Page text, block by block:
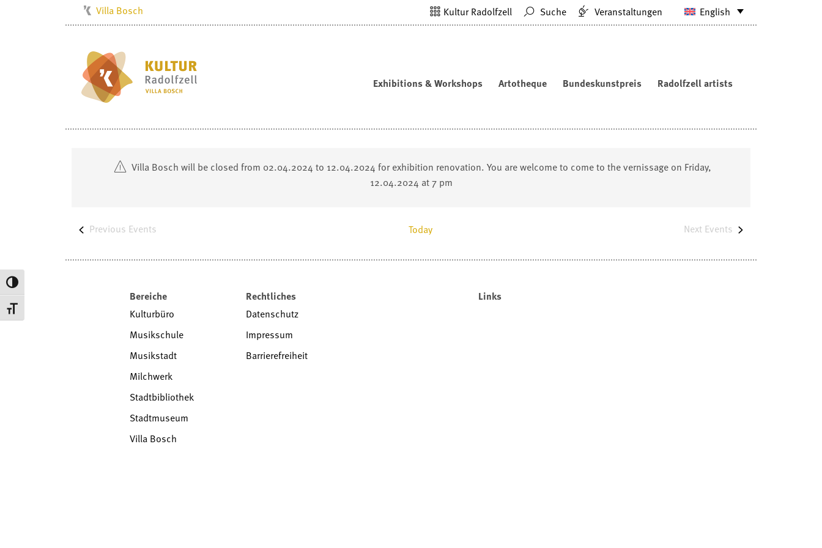
Toggle High Contrast
Toggle Font size
Milchwerk
Musikschule
Stadtarchiv
Villa Bosch
Radolfzell1200
English
Kultur Radolfzell Suche Veranstaltungen
Exhibitions & Workshops Artotheque Bundeskunstpreis Radolfzell artists
Villa Bosch will be closed from 02.04.2024 to 12.04.2024 for exhibition renovation. You are welcome to come to the vernissage on Friday,
12.04.2024 at 7 pm
Previous Events Today Next Events
Bereiche
Kulturbüro
Musikschule
Musikstadt
Milchwerk
Stadtbibliothek
Stadtmuseum
Villa Bosch
Rechtliches
Datenschutz
Impressum
Barrierefreiheit
Links